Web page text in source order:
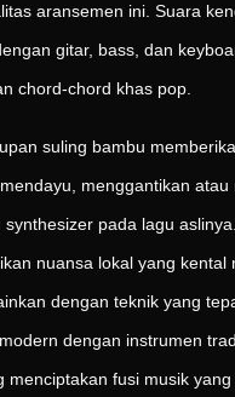
aransemen ini. Suara
gitar, bass, dan
chord-chord khas pop.
suling bambu
menggantikan atau
synthesizer pada lagu
nuansa lokal yang kental
dengan teknik yang
dengan instrumen
menciptakan fusi musik